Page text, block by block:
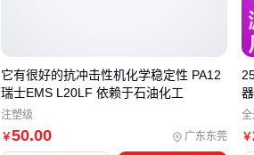
相比之下，水泥基渗透结
层的场景，如地下室或水
选择时不能简单比较单价，
错误的选型可能导致防水失
省的采购费用。
￥50.00 广东东莞
它有很好的抗冲击性机化学稳定性 PA12
瑞士EMS L20LF 依赖于石油化工
注塑级
￥
全